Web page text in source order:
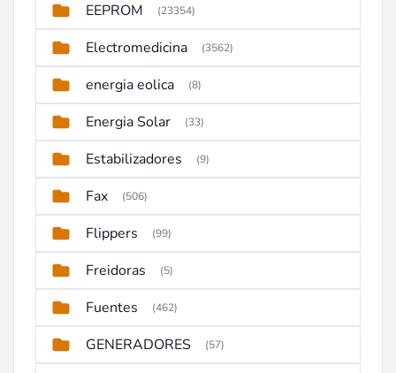
EEPROM (23354)
Electromedicina (3562)
energia eolica (8)
Energia Solar (33)
Estabilizadores (9)
Fax (506)
Flippers (99)
Freidoras (5)
Fuentes (462)
GENERADORES (57)